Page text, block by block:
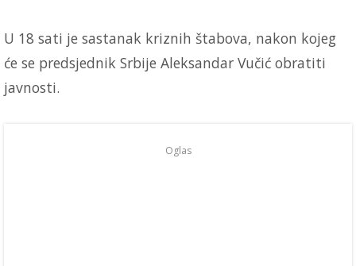
U 18 sati je sastanak kriznih štabova, nakon kojeg
će se predsjednik Srbije Aleksandar Vučić obratiti
javnosti.
Oglas